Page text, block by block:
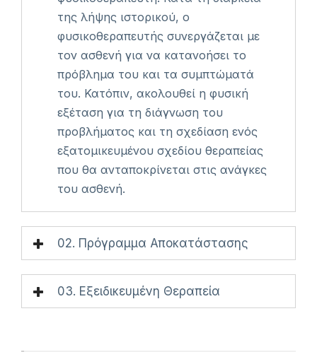
της λήψης ιστορικού, ο
φυσικοθεραπευτής συνεργάζεται με
τον ασθενή για να κατανοήσει το
πρόβλημα του και τα συμπτώματά
του. Κατόπιν, ακολουθεί η φυσική
εξέταση για τη διάγνωση του
προβλήματος και τη σχεδίαση ενός
εξατομικευμένου σχεδίου θεραπείας
που θα ανταποκρίνεται στις ανάγκες
του ασθενή.
02. Πρόγραμμα Αποκατάστασης
03. Εξειδικευμένη Θεραπεία